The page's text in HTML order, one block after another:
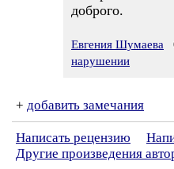
доброго.
Евгения Шумаева
нарушении
+ добавить замечания
Написать рецензию
Другие произведения